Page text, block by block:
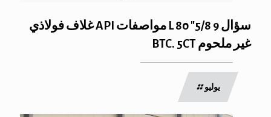
سؤال 9 5/8″ L 80 مواصفات API غلاف فولاذي
غير ملحوم BTC. 5CT
يوليو